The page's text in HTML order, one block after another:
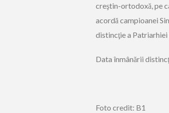
creştin-ortodoxă, pe
acordă campioanei
distincţie a Patriarhiei
Data înmânării
Foto credit: B1